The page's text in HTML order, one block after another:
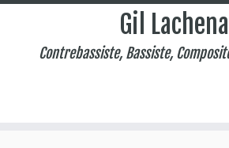
Gil Lachenal
Contrebassiste, Bassiste,